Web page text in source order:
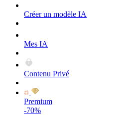
Créer un modèle IA
Mes IA
Contenu Privé
Premium
-70%